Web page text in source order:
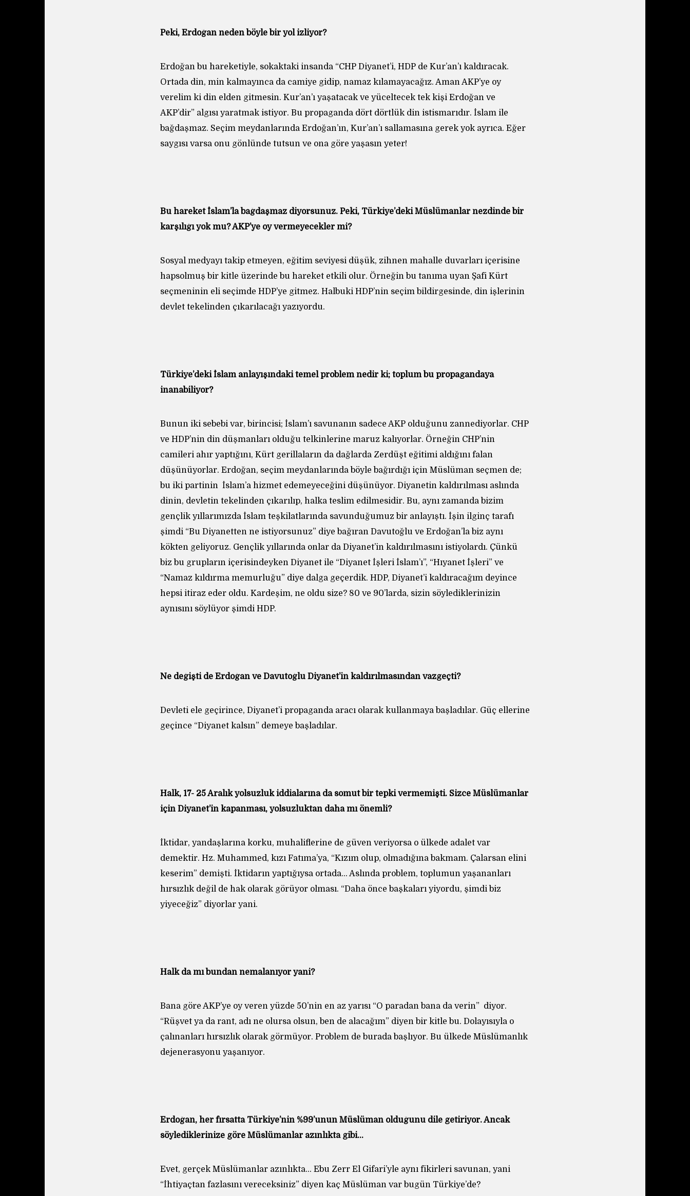
Peki, Erdoğan neden böyle bir yol izliyor?
Erdoğan bu hareketiyle, sokaktaki insanda “CHP Diyanet’i, HDP de Kur’an’ı kaldıracak.
Ortada din, min kalmayınca da camiye gidip, namaz kılamayacağız. Aman AKP’ye oy
verelim ki din elden gitmesin. Kur’an’ı yaşatacak ve yüceltecek tek kişi Erdoğan ve
AKP’dir” algısı yaratmak istiyor. Bu propaganda dört dörtlük din istismarıdır. İslam ile
bağdaşmaz. Seçim meydanlarında Erdoğan’ın, Kur’an’ı sallamasına gerek yok ayrıca. Eğer
saygısı varsa onu gönlünde tutsun ve ona göre yaşasın yeter!
Bu hareket İslam’la bağdaşmaz diyorsunuz. Peki, Türkiye’deki Müslümanlar nezdinde bir
karşılığı yok mu? AKP’ye oy vermeyecekler mi?
Sosyal medyayı takip etmeyen, eğitim seviyesi düşük, zihnen mahalle duvarları içerisine
hapsolmuş bir kitle üzerinde bu hareket etkili olur. Örneğin bu tanıma uyan Şafi Kürt
seçmeninin eli seçimde HDP’ye gitmez. Halbuki HDP’nin seçim bildirgesinde, din işlerinin
devlet tekelinden çıkarılacağı yazıyordu.
Türkiye’deki İslam anlayışındaki temel problem nedir ki; toplum bu propagandaya
inanabiliyor?
Bunun iki sebebi var, birincisi; İslam’ı savunanın sadece AKP olduğunu zannediyorlar. CHP
ve HDP’nin din düşmanları olduğu telkinlerine maruz kalıyorlar. Örneğin CHP’nin
camileri ahır yaptığını, Kürt gerillaların da dağlarda Zerdüşt eğitimi aldığını falan
düşünüyorlar. Erdoğan, seçim meydanlarında böyle bağırdığı için Müslüman seçmen de;
bu iki partinin İslam’a hizmet edemeyeceğini düşünüyor. Diyanetin kaldırılması aslında
dinin, devletin tekelinden çıkarılıp, halka teslim edilmesidir. Bu, aynı zamanda bizim
gençlik yıllarımızda İslam teşkilatlarında savunduğumuz bir anlayıştı. İşin ilginç tarafı
şimdi “Bu Diyanetten ne istiyorsunuz” diye bağıran Davutoğlu ve Erdoğan’la biz aynı
kökten geliyoruz. Gençlik yıllarında onlar da Diyanet’in kaldırılmasını istiyolardı. Çünkü
biz bu grupların içerisindeyken Diyanet ile “Diyanet İşleri İslam’ı”, “Hıyanet İşleri” ve
“Namaz kıldırma memurluğu” diye dalga geçerdik. HDP, Diyanet’i kaldıracağım deyince
hepsi itiraz eder oldu. Kardeşim, ne oldu size? 80 ve 90’larda, sizin söylediklerinizin
aynısını söylüyor şimdi HDP.
Ne değişti de Erdoğan ve Davutoğlu Diyanet’in kaldırılmasından vazgeçti?
Devleti ele geçirince, Diyanet’i propaganda aracı olarak kullanmaya başladılar. Güç ellerine
geçince “Diyanet kalsın” demeye başladılar.
Halk, 17- 25 Aralık yolsuzluk iddialarına da somut bir tepki vermemişti. Sizce Müslümanlar
için Diyanet’in kapanması, yolsuzluktan daha mı önemli?
İktidar, yandaşlarına korku, muhaliflerine de güven veriyorsa o ülkede adalet var
demektir. Hz. Muhammed, kızı Fatıma’ya, “Kızım olup, olmadığına bakmam. Çalarsan elini
keserim” demişti. İktidarın yaptığıysa ortada… Aslında problem, toplumun yaşananları
hırsızlık değil de hak olarak görüyor olması. “Daha önce başkaları yiyordu, şimdi biz
yiyeceğiz” diyorlar yani.
Halk da mı bundan nemalanıyor yani?
Bana göre AKP’ye oy veren yüzde 50’nin en az yarısı “O paradan bana da verin” diyor.
“Rüşvet ya da rant, adı ne olursa olsun, ben de alacağım” diyen bir kitle bu. Dolayısıyla o
çalınanları hırsızlık olarak görmüyor. Problem de burada başlıyor. Bu ülkede Müslümanlık
dejenerasyonu yaşanıyor.
Erdoğan, her fırsatta Türkiye’nin %99’unun Müslüman olduğunu dile getiriyor. Ancak
söylediklerinize göre Müslümanlar azınlıkta gibi…
Evet, gerçek Müslümanlar azınlıkta… Ebu Zerr El Gifari’yle aynı fikirleri savunan, yani
“İhtiyaçtan fazlasını vereceksiniz” diyen kaç Müslüman var bugün Türkiye’de?